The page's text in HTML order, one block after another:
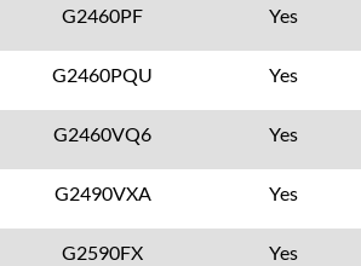
G2460PF Yes
G2460PQU Yes
G2460VQ6 Yes
G2490VXA Yes
G2590FX Yes